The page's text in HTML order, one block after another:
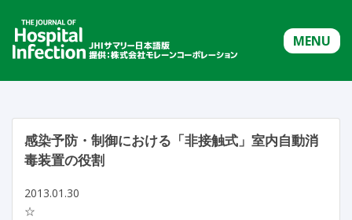
MENU
感染予防・制御における「非接触式」室内自動消
毒装置の役割
2013.01.30
☆